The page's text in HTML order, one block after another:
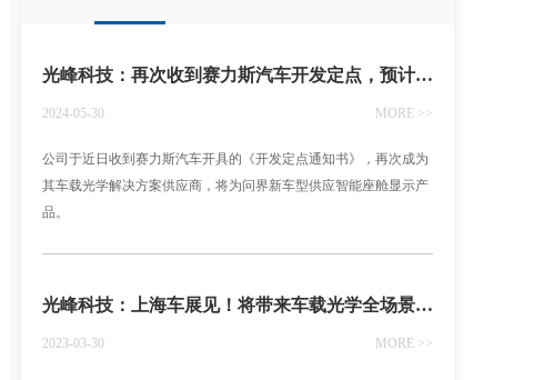
光峰科技：再次收到赛力斯汽车开发定点，预计2025年内量产供货
2024-05-30 MORE >>
公司于近日收到赛力斯汽车开具的《开发定点通知书》，再次成为
其车载光学解决方案供应商，将为问界新车型供应智能座舱显示产
品。
光峰科技：上海车展见！将带来车载光学全场景展车
2023-03-30 MORE >>